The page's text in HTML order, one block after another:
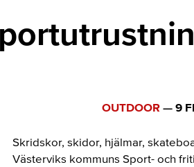
OUTDOOR — 9
Skridskor, skidor, hjälmar,
Västerviks kommuns Sport- och